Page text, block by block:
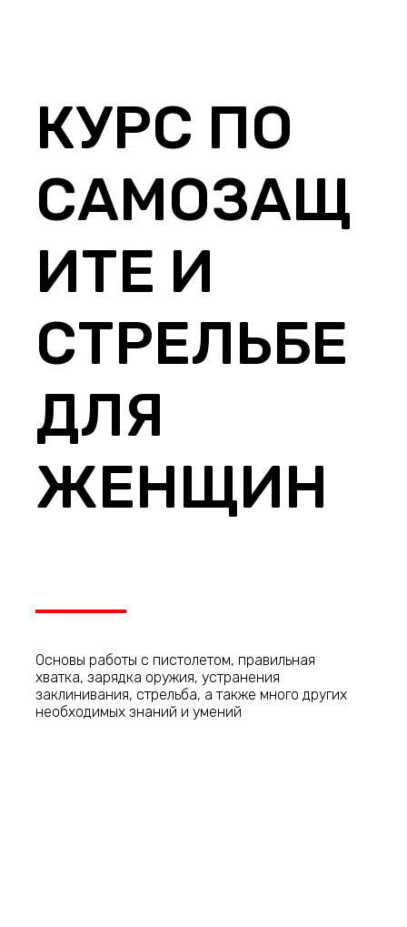
КУРС ПО
САМОЗАЩ
ИТЕ И
СТРЕЛЬБЕ
ДЛЯ
ЖЕНЩИН
Основы работы с пистолетом, правильная
хватка, зарядка оружия, устранения
заклинивания, стрельба, а также много других
необходимых знаний и умений